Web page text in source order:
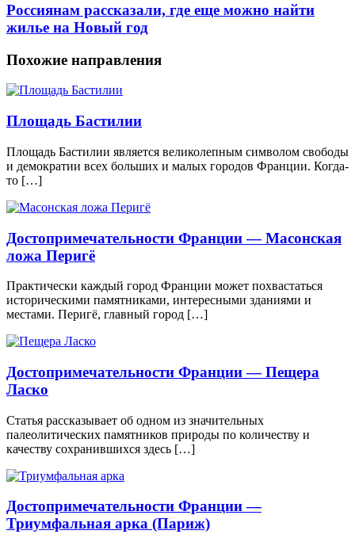
Россиянам рассказали, где еще можно найти
жилье на Новый год
Похожие направления
Площадь Бастилии
Площадь Бастилии является великолепным символом свободы
и демократии всех больших и малых городов Франции. Когда-
то […]
Достопримечательности Франции — Масонская
ложа Перигё
Практически каждый город Франции может похвастаться
историческими памятниками, интересными зданиями и
местами. Перигё, главный город […]
Достопримечательности Франции — Пещера
Ласко
Статья рассказывает об одном из значительных
палеолитических памятников природы по количеству и
качеству сохранившихся здесь […]
Достопримечательности Франции —
Триумфальная арка (Париж)